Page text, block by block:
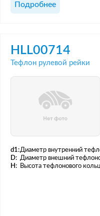
Подробнее
HLL00714
Тефлон рулевой рейки
d1:Диаметр внутренний
D: Диаметр внешний
H:
Высота тефлонового